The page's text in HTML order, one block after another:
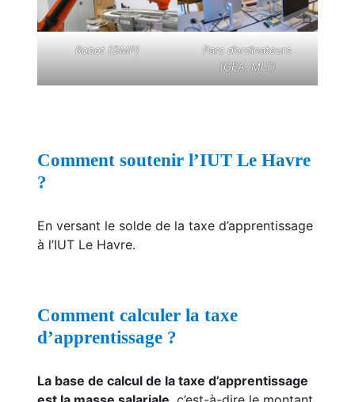
Robot (GMP)
Parc d’ordinateurs
(GEA, MLT)
Comment soutenir l’IUT Le Havre
?
En versant le solde de la taxe d’apprentissage
à l’IUT Le Havre.
Comment calculer la taxe
d’apprentissage ?
La base de calcul de la taxe d’apprentissage